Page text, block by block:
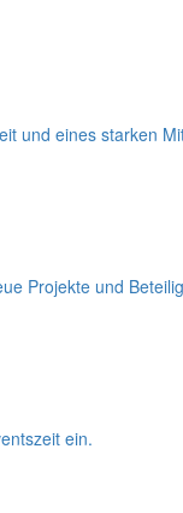
und eines starken
Projekte und
ein.